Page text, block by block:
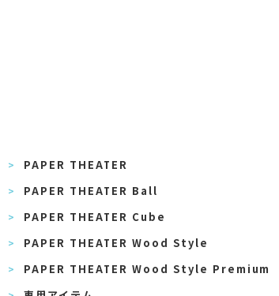
PAPER THEATER
PAPER THEATER Ball
PAPER THEATER Cube
PAPER THEATER Wood Style
PAPER THEATER Wood Style Premium